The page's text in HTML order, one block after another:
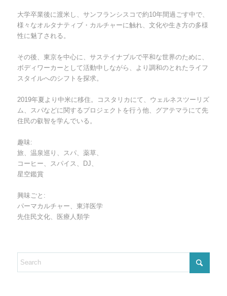
大学卒業後に渡米し、サンフランシスコで約10年間過ごす中で、
様々なオルタナティブ・カルチャーに触れ、文化や生き方の多様
性に魅了される。
その後、東京を中心に、サステイナブルで平和な世界のために、
ボディワーカーとして活動中しながら、より調和のとれたライフ
スタイルへのシフトを探求。
2019年夏より中米に移住。コスタリカにて、ウェルネスツーリズ
ム、スパなどに関するプロジェクトを行う他、グアテマラにて先
住民の叡智を学んでいる。
趣味:
旅、温泉巡り、スパ、薬草、
コーヒー、スパイス、DJ、
星空鑑賞
興味ごと:
パーマカルチャー、東洋医学
先住民文化、医療人類学